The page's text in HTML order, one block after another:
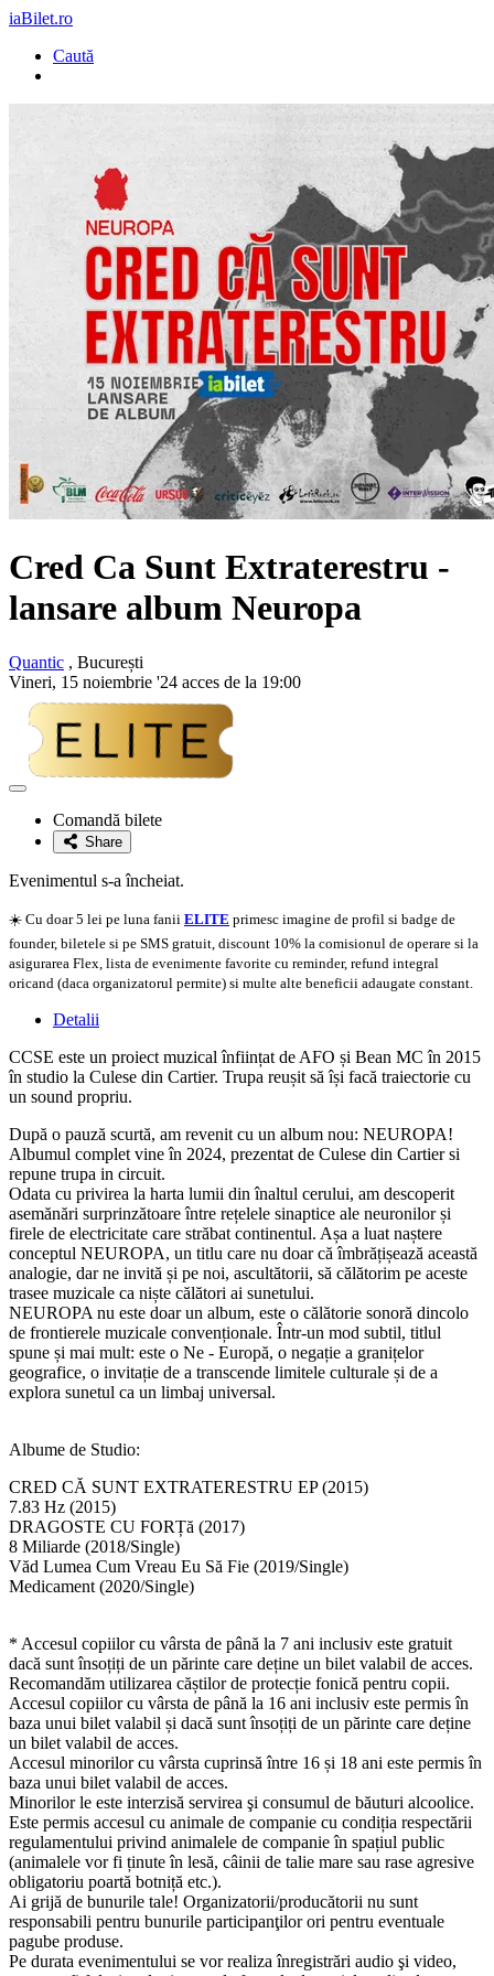
iaBilet.ro
Caută
Cred Ca Sunt Extraterestru -
lansare album Neuropa
Quantic , București
Vineri, 15 noiembrie '24 acces de la 19:00
Adaugă
favoriteComandă bilete
Share
Evenimentul s-a încheiat.
☀️ Cu doar 5 lei pe luna fanii ELITE primesc imagine de profil si badge de
founder, biletele si pe SMS gratuit, discount 10% la comisionul de operare si la
asigurarea Flex, lista de evenimente favorite cu reminder, refund integral
oricand (daca organizatorul permite) si multe alte beneficii adaugate constant.
Detalii
CCSE este un proiect muzical înființat de AFO și Bean MC în 2015
în studio la Culese din Cartier. Trupa reușit să își facă traiectorie cu
un sound propriu.
După o pauză scurtă, am revenit cu un album nou: NEUROPA!
Albumul complet vine în 2024, prezentat de Culese din Cartier si
repune trupa in circuit.
Odata cu privirea la harta lumii din înaltul cerului, am descoperit
asemănări surprinzătoare între rețelele sinaptice ale neuronilor și
firele de electricitate care străbat continentul. Așa a luat naștere
conceptul NEUROPA, un titlu care nu doar că îmbrățișează această
analogie, dar ne invită și pe noi, ascultătorii, să călătorim pe aceste
trasee muzicale ca niște călători ai sunetului.
NEUROPA nu este doar un album, este o călătorie sonoră dincolo
de frontierele muzicale convenționale. Într-un mod subtil, titlul
spune și mai mult: este o Ne - Europă, o negație a granițelor
geografice, o invitație de a transcende limitele culturale și de a
explora sunetul ca un limbaj universal.
Albume de Studio:
CRED CĂ SUNT EXTRATERESTRU EP (2015)
7.83 Hz (2015)
DRAGOSTE CU FORȚă (2017)
8 Miliarde (2018/Single)
Văd Lumea Cum Vreau Eu Să Fie (2019/Single)
Medicament (2020/Single)
* Accesul copiilor cu vârsta de până la 7 ani inclusiv este gratuit
dacă sunt însoțiți de un părinte care deține un bilet valabil de acces.
Recomandăm utilizarea căștilor de protecție fonică pentru copii.
Accesul copiilor cu vârsta de până la 16 ani inclusiv este permis în
baza unui bilet valabil și dacă sunt însoțiți de un părinte care deține
un bilet valabil de acces.
Accesul minorilor cu vârsta cuprinsă între 16 și 18 ani este permis în
baza unui bilet valabil de acces.
Minorilor le este interzisă servirea şi consumul de băuturi alcoolice.
Este permis accesul cu animale de companie cu condiția respectării
regulamentului privind animalele de companie în spațiul public
(animalele vor fi ținute în lesă, câinii de talie mare sau rase agresive
obligatoriu poartă botniță etc.).
Ai grijă de bunurile tale! Organizatorii/producătorii nu sunt
responsabili pentru bunurile participanţilor ori pentru eventuale
pagube produse.
Pe durata evenimentului se vor realiza înregistrări audio şi video,